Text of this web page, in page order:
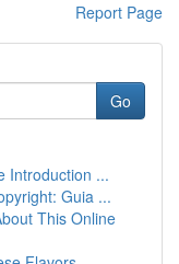
Report Page
Go
Introduction ...
Guia ...
This Online